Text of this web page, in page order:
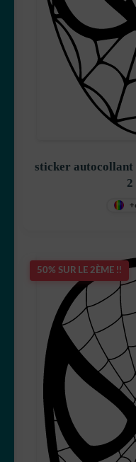
sticker autocollant
50% SUR LE 2ÈME !!